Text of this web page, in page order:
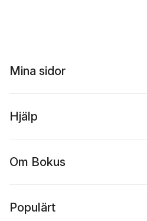
Mina sidor
Hjälp
Om Bokus
Populärt